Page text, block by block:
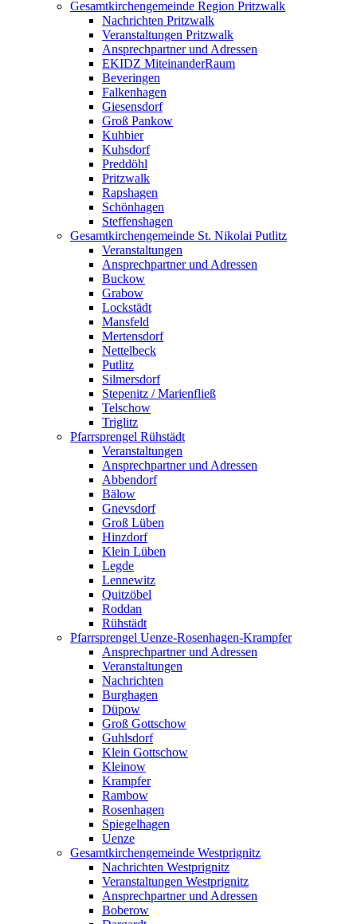
Gesamtkirchengemeinde Region Pritzwalk
Nachrichten Pritzwalk
Veranstaltungen Pritzwalk
Ansprechpartner und Adressen
EKIDZ MiteinanderRaum
Beveringen
Falkenhagen
Giesensdorf
Groß Pankow
Kuhbier
Kuhsdorf
Preddöhl
Pritzwalk
Rapshagen
Schönhagen
Steffenshagen
Gesamtkirchengemeinde St. Nikolai Putlitz
Veranstaltungen
Ansprechpartner und Adressen
Buckow
Grabow
Lockstädt
Mansfeld
Mertensdorf
Nettelbeck
Putlitz
Silmersdorf
Stepenitz / Marienfließ
Telschow
Triglitz
Pfarrsprengel Rühstädt
Veranstaltungen
Ansprechpartner und Adressen
Abbendorf
Bälow
Gnevsdorf
Groß Lüben
Hinzdorf
Klein Lüben
Legde
Lennewitz
Quitzöbel
Roddan
Rühstädt
Pfarrsprengel Uenze-Rosenhagen-Krampfer
Ansprechpartner und Adressen
Veranstaltungen
Nachrichten
Burghagen
Düpow
Groß Gottschow
Guhlsdorf
Klein Gottschow
Kleinow
Krampfer
Rambow
Rosenhagen
Spiegelhagen
Uenze
Gesamtkirchengemeinde Westprignitz
Nachrichten Westprignitz
Veranstaltungen Westprignitz
Ansprechpartner und Adressen
Boberow